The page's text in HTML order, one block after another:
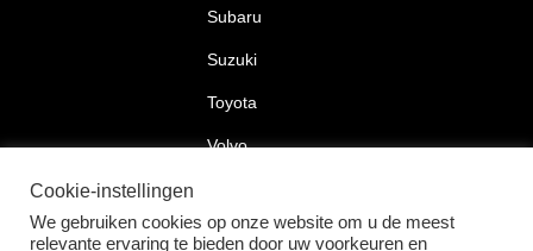
Subaru
Suzuki
Toyota
Volvo
Cookie-instellingen
We gebruiken cookies op onze website om u de meest
relevante ervaring te bieden door uw voorkeuren en